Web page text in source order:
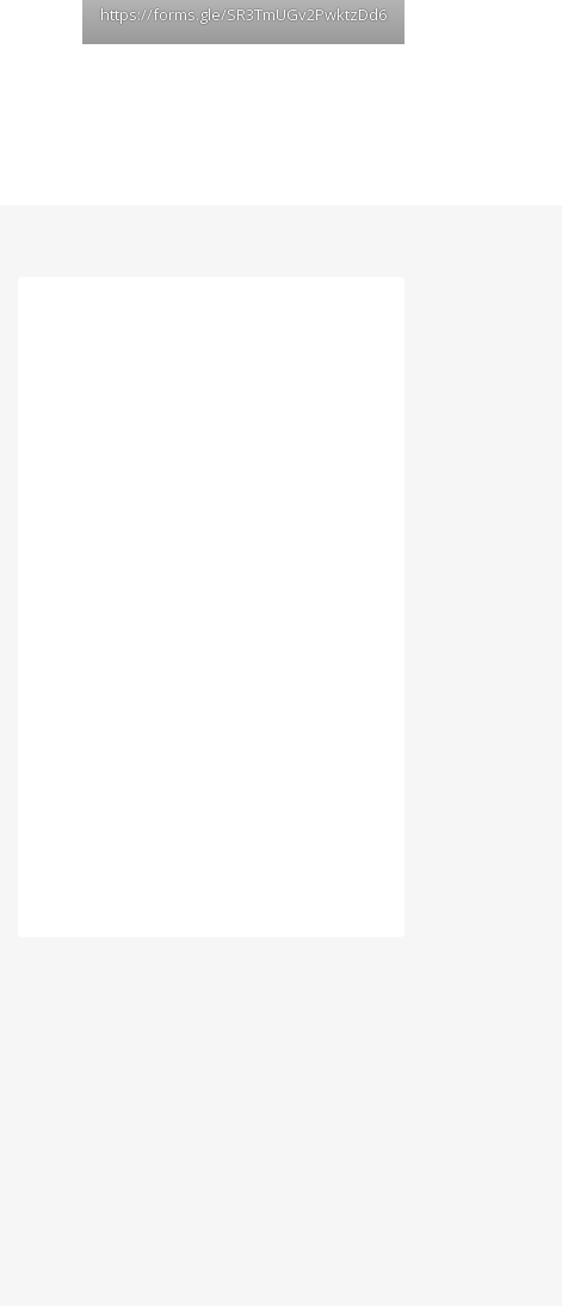
https://forms.gle/SR3TmUGv2PwktzDd6